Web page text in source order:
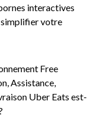
interactives
simplifier votre
Free
Assistance,
Uber Eats est-